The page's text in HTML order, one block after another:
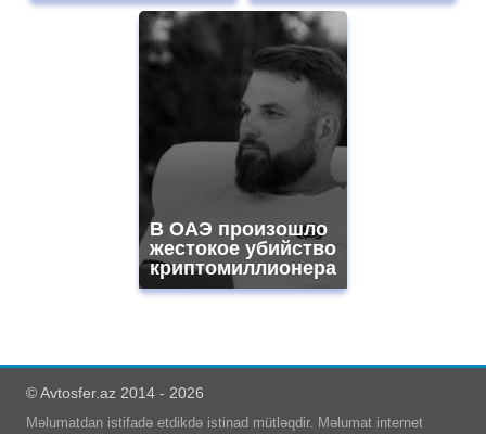
В ОАЭ произошло
жестокое убийство
криптомиллионера
© Avtosfer.az 2014 - 2026
Məlumatdan istifadə etdikdə istinad mütləqdir. Məlumat internet